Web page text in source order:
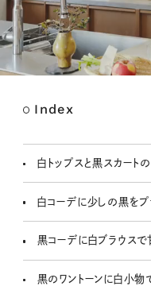
Index
白トップスと黒スカート
白コーデに少しの黒をプ
黒コーデに白ブラウスで
黒のワントーンに白小物